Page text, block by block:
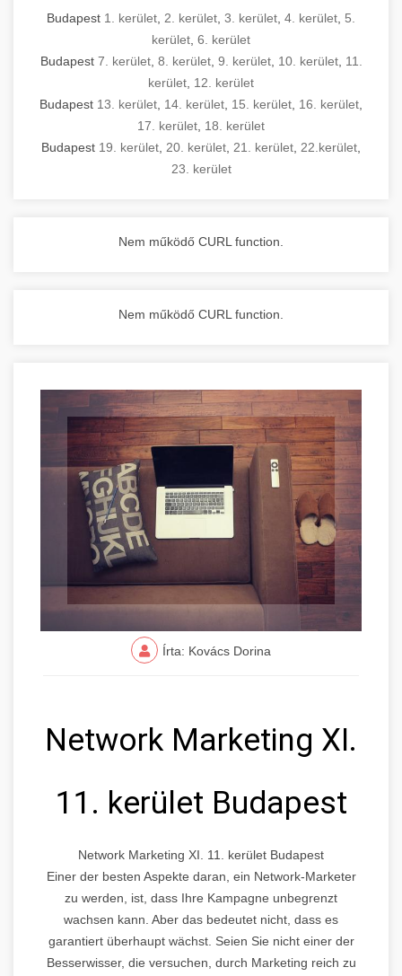
Budapest 1. kerület 2. kerület 3. kerület 4. kerület 5.
kerület 6. kerület
Budapest 7. kerület, 8. kerület, 9. kerület, 10. kerület, 11.
kerület 12. kerület
Budapest 13. kerület 14. kerület 15. kerület 16. kerület
17. kerület 18. kerület
Budapest 19. kerület 20. kerület 21. kerület 22.kerület
23. kerület
Nem működő CURL function.
Nem működő CURL function.
Írta: Kovács Dorina
Network Marketing XI.
11. kerület Budapest
Network Marketing XI. 11. kerület Budapest
Einer der besten Aspekte daran, ein Network-Marketer
zu werden, ist, dass Ihre Kampagne unbegrenzt
wachsen kann. Aber das bedeutet nicht, dass es
garantiert überhaupt wächst. Seien Sie nicht einer der
Besserwisser, die versuchen, durch Marketing reich zu